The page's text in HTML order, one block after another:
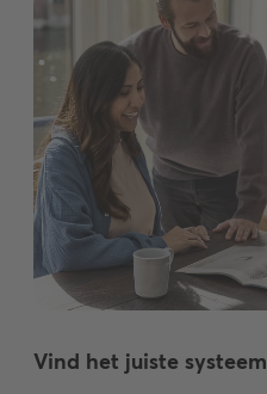
Vind het juiste systeem